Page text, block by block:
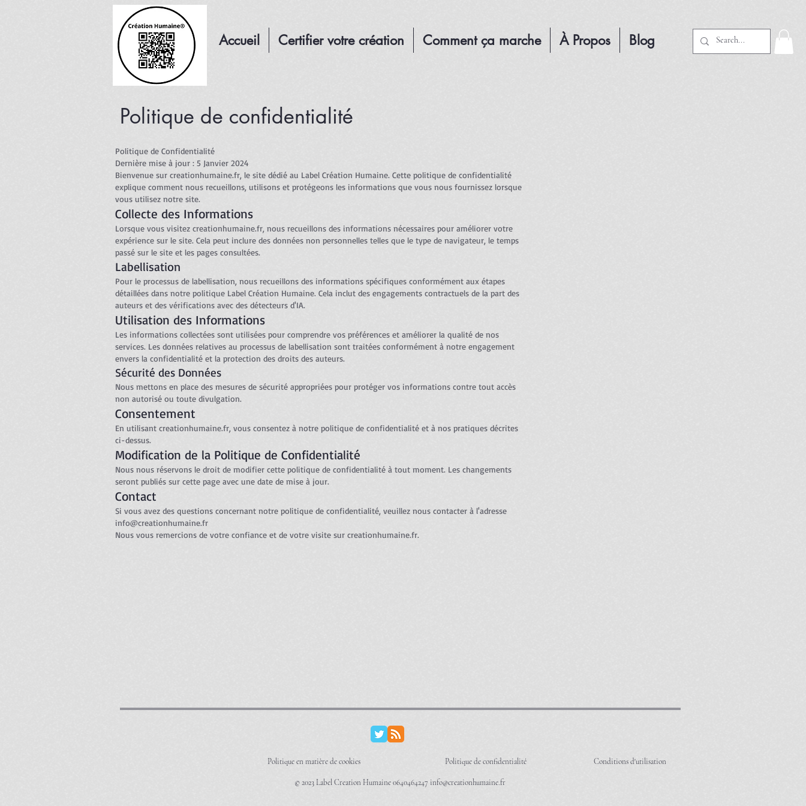
Accueil Certifier votre création Comment ça marche À Propos Blog
Politique de confidentialité
Politique de Confidentialité
Dernière mise à jour : 5 Janvier 2024
Bienvenue sur creationhumaine.fr, le site dédié au Label Création Humaine. Cette politique de confidentialité
explique comment nous recueillons, utilisons et protégeons les informations que vous nous fournissez lorsque
vous utilisez notre site.
Collecte des Informations
Lorsque vous visitez creationhumaine.fr, nous recueillons des informations nécessaires pour améliorer votre
expérience sur le site. Cela peut inclure des données non personnelles telles que le type de navigateur, le temps
passé sur le site et les pages consultées.
Labellisation
Pour le processus de labellisation, nous recueillons des informations spécifiques conformément aux étapes
détaillées dans notre politique Label Création Humaine. Cela inclut des engagements contractuels de la part des
auteurs et des vérifications avec des détecteurs d'IA.
Utilisation des Informations
Les informations collectées sont utilisées pour comprendre vos préférences et améliorer la qualité de nos
services. Les données relatives au processus de labellisation sont traitées conformément à notre engagement
envers la confidentialité et la protection des droits des auteurs.
Sécurité des Données
Nous mettons en place des mesures de sécurité appropriées pour protéger vos informations contre tout accès
non autorisé ou toute divulgation.
Consentement
En utilisant creationhumaine.fr, vous consentez à notre politique de confidentialité et à nos pratiques décrites
ci-dessus.
Modification de la Politique de Confidentialité
Nous nous réservons le droit de modifier cette politique de confidentialité à tout moment. Les changements
seront publiés sur cette page avec une date de mise à jour.
Contact
Si vous avez des questions concernant notre politique de confidentialité, veuillez nous contacter à l'adresse
info@creationhumaine.fr
Nous vous remercions de votre confiance et de votre visite sur creationhumaine.fr.
Politique en matière de cookies Politique de confidentialité Conditions d'utilisation
© 2023 Label Creation Humaine 0640464247 info@creationhumaine.fr